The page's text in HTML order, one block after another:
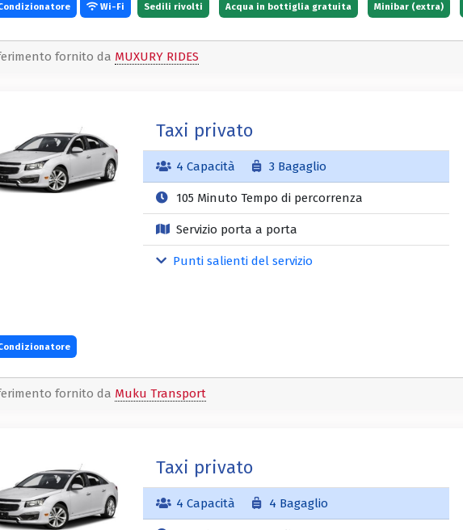
Wi-Fi Sedili rivolti Acqua in bottiglia gratuita Minibar (extra)
fornito da MUXURY RIDES
Taxi privato
4 Capacità 3 Bagaglio
105 Minuto Tempo di percorrenza
Servizio porta a porta
Punti salienti del servizio
fornito da Muku Transport
Taxi privato
4 Capacità 4 Bagaglio